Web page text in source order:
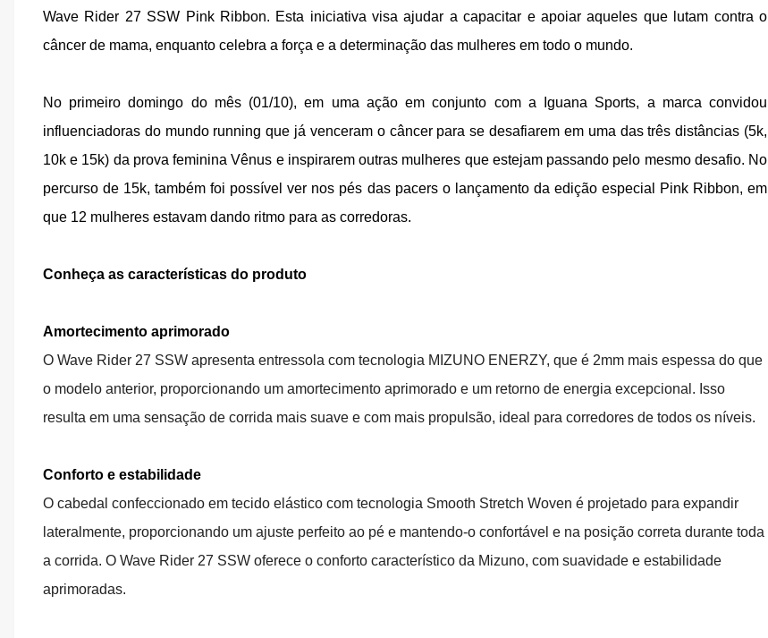
Wave Rider 27 SSW Pink Ribbon. Esta iniciativa visa ajudar a capacitar e apoiar aqueles que lutam contra o
câncer de mama, enquanto celebra a força e a determinação das mulheres em todo o mundo.
No primeiro domingo do mês (01/10), em uma ação em conjunto com a Iguana Sports, a marca convidou
influenciadoras do mundo running que já venceram o câncer para se desafiarem em uma das três distâncias (5k,
10k e 15k) da prova feminina Vênus e inspirarem outras mulheres que estejam passando pelo mesmo desafio. No
percurso de 15k, também foi possível ver nos pés das pacers o lançamento da edição especial Pink Ribbon, em
que 12 mulheres estavam dando ritmo para as corredoras.
Conheça as características do produto
Amortecimento aprimorado
O Wave Rider 27 SSW apresenta entressola com tecnologia MIZUNO ENERZY, que é 2mm mais espessa do que
o modelo anterior, proporcionando um amortecimento aprimorado e um retorno de energia excepcional. Isso
resulta em uma sensação de corrida mais suave e com mais propulsão, ideal para corredores de todos os níveis.
Conforto e estabilidade
O cabedal confeccionado em tecido elástico com tecnologia Smooth Stretch Woven é projetado para expandir
lateralmente, proporcionando um ajuste perfeito ao pé e mantendo-o confortável e na posição correta durante toda
a corrida. O Wave Rider 27 SSW oferece o conforto característico da Mizuno, com suavidade e estabilidade
aprimoradas.